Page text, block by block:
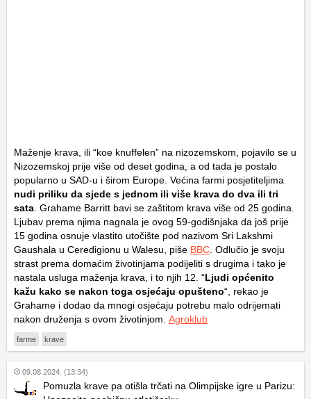
Maženje krava, ili “koe knuffelen” na nizozemskom, pojavilo se u
Nizozemskoj prije više od deset godina, a od tada je postalo
popularno u SAD-u i širom Europe. Većina farmi posjetiteljima
nudi priliku da sjede s jednom ili više krava do dva ili tri
sata . Grahame Barritt bavi se zaštitom krava više od 25 godina.
Ljubav prema njima nagnala je ovog 59-godišnjaka da još prije
15 godina osnuje vlastito utočište pod nazivom Sri Lakshmi
Gaushala u Ceredigionu u Walesu, piše BBC . Odlučio je svoju
strast prema domaćim životinjama podijeliti s drugima i tako je
nastala usluga maženja krava, i to njih 12. “Ljudi općenito
kažu kako se nakon toga osjećaju opušteno“, rekao je
Grahame i dodao da mnogi osjećaju potrebu malo odrijemati
nakon druženja s ovom životinjom. Agroklub
farme krave
09.08.2024. (13:34)
Pomuzla krave pa otišla trčati na Olimpijske igre u Parizu: